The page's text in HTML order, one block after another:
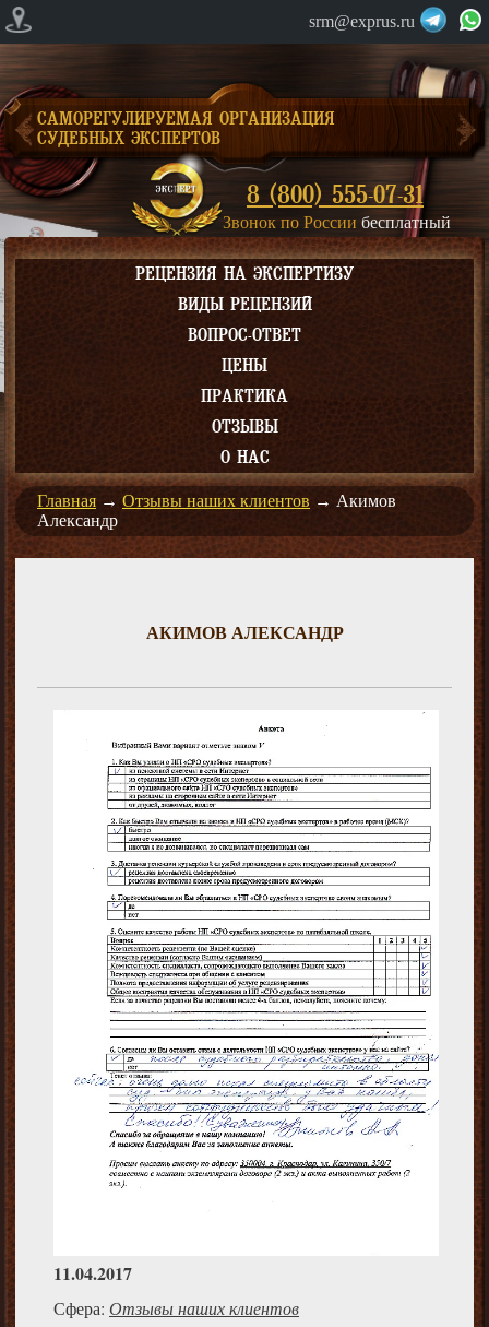
srm@exprus.ru
САМОРЕГУЛИРУЕМАЯ ОРГАНИЗАЦИЯ
СУДЕБНЫХ ЭКСПЕРТОВ
8 (800) 555-07-31
Звонок по России бесплатный
РЕЦЕНЗИЯ НА ЭКСПЕРТИЗУ
ВИДЫ РЕЦЕНЗИЙ
ВОПРОС-ОТВЕТ
ЦЕНЫ
ПРАКТИКА
ОТЗЫВЫ
О НАС
Главная → Отзывы наших клиентов → Акимов
Александр
АКИМОВ АЛЕКСАНДР
11.04.2017
Сфера: Отзывы наших клиентов